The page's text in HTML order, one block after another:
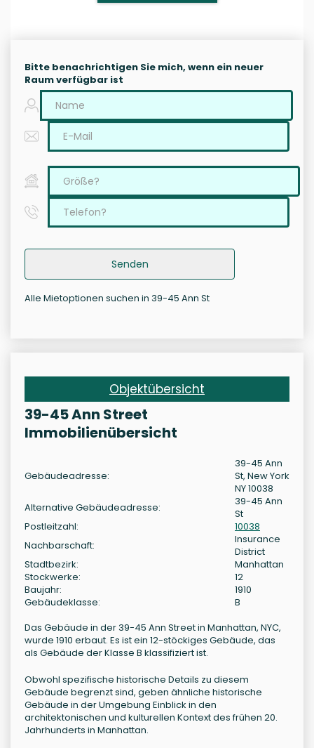
Bitte benachrichtigen Sie mich, wenn ein neuer
Raum verfügbar ist
Senden
Alle Mietoptionen suchen in 39-45 Ann St
Objektübersicht
39-45 Ann Street
Immobilienübersicht
Gebäudeadresse:
39-45 Ann
St, New York
NY 10038
Alternative Gebäudeadresse:
39-45 Ann
St
Postleitzahl:
10038
Nachbarschaft:
Insurance
District
Stadtbezirk:
Manhattan
Stockwerke:
12
Baujahr:
1910
Gebäudeklasse:
B
Das Gebäude in der 39-45 Ann Street in Manhattan, NYC,
wurde 1910 erbaut. Es ist ein 12-stöckiges Gebäude, das
als Gebäude der Klasse B klassifiziert ist.
Obwohl spezifische historische Details zu diesem
Gebäude begrenzt sind, geben ähnliche historische
Gebäude in der Umgebung Einblick in den
architektonischen und kulturellen Kontext des frühen 20.
Jahrhunderts in Manhattan.